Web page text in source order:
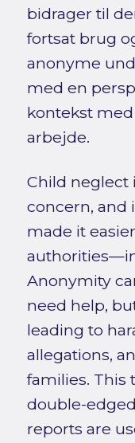
bidrager til
fortsat brug
anonyme
med en
kontekst
arbejde.
Child neglect
concern, and
made it
Anonymity
need help,
leading to
allegations,
families. This
double-
reports are